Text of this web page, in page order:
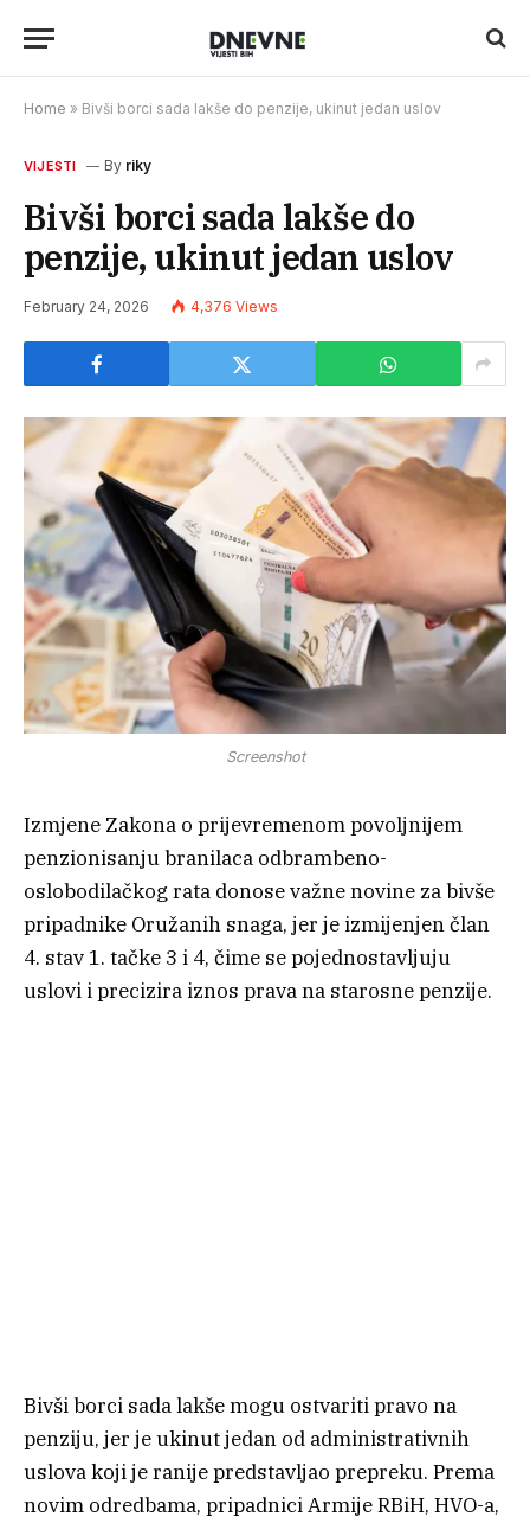
Home » Bivši borci sada lakše do penzije, ukinut jedan uslov
VIJESTI By riky
Bivši borci sada lakše do
penzije, ukinut jedan uslov
February 24, 2026 4,376 Views
Screenshot
Izmjene Zakona o prijevremenom povoljnijem
penzionisanju branilaca odbrambeno-
oslobodilačkog rata donose važne novine za bivše
pripadnike Oružanih snaga, jer je izmijenjen član
4. stav 1. tačke 3 i 4, čime se pojednostavljuju
uslovi i precizira iznos prava na starosne penzije.
Bivši borci sada lakše mogu ostvariti pravo na
penziju, jer je ukinut jedan od administrativnih
uslova koji je ranije predstavljao prepreku. Prema
novim odredbama, pripadnici Armije RBiH, HVO-a,